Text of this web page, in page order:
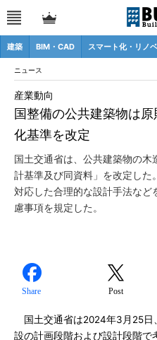
建築 BIM・CAD スマート化・リノベ
ニュース
国整備の公共建築物は
化基準を改定
産業動向
国土交通省は、公共建築物の
計基準及び同資料」を改定した
対応した合理的な設計手法な
慮事項を規定した。
Share Post
国土交通省は2024年3月25日
設の計画段階および設計段階